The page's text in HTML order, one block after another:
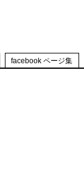
facebook ページ集